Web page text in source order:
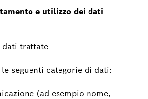
e utilizzo dei dati
dati trattate
seguenti categorie di dati:
(ad esempio nome,